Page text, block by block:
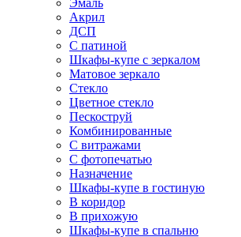
Эмаль
Акрил
ДСП
С патиной
Шкафы-купе с зеркалом
Матовое зеркало
Стекло
Цветное стекло
Пескоструй
Комбинированные
С витражами
С фотопечатью
Назначение
Шкафы-купе в гостиную
В коридор
В прихожую
Шкафы-купе в спальню